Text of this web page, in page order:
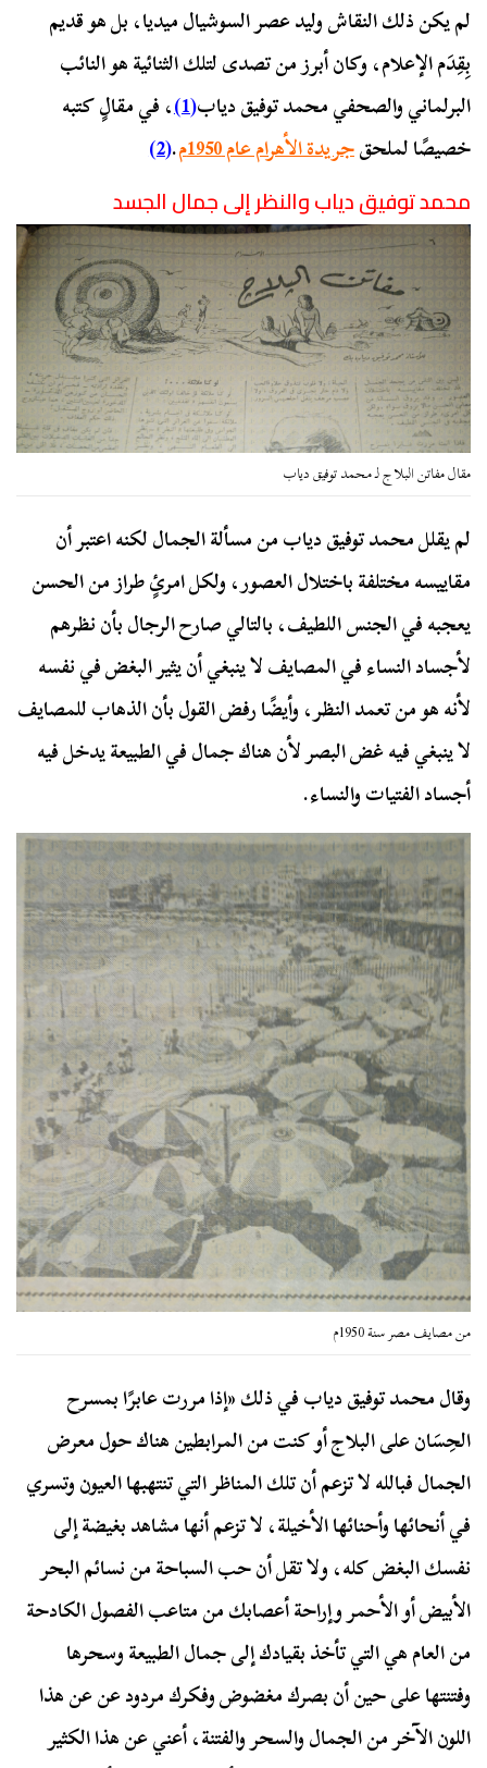
لم يكن ذلك النقاش وليد عصر السوشيال ميديا، بل هو قديم
بِقِدَم الإعلام، وكان أبرز من تصدى لتلك الثنائية هو النائب
البرلماني والصحفي محمد توفيق دياب(1) ، في مقالٍ كتبه
خصيصًا لملحقجريدة الأهرام عام 1950م .
(2)
محمد توفيق دياب والنظر إلى جمال الجسد
مقال مفاتن البلاج لـ محمد توفيق دياب
لم يقلل محمد توفيق دياب من مسألة الجمال لكنه اعتبر أن
مقاييسه مختلفة باختلال العصور، ولكل امرئٍ طراز من الحسن
يعجبه في الجنس اللطيف، بالتالي صارح الرجال بأن نظرهم
لأجساد النساء في المصايف لا ينبغي أن يثير البغض في نفسه
لأنه هو من تعمد النظر، وأيضًا رفض القول بأن الذهاب للمصايف
لا ينبغي فيه غض البصر لأن هناك جمال في الطبيعة يدخل فيه
أجساد الفتيات والنساء.
من مصايف مصر سنة 1950م
وقال محمد توفيق دياب في ذلك «إذا مررت عابرًا بمسرح
الحِسَان على البلاج أو كنت من المرابطين هناك حول معرض
الجمال فبالله لا تزعم أن تلك المناظر التي تنتهبها العيون وتسري
في أنحائها وأحنائها الأخيلة، لا تزعم أنها مشاهد بغيضة إلى
نفسك البغض كله، ولا تقل أن حب السباحة من نسائم البحر
الأبيض أو الأحمر وإراحة أعصابك من متاعب الفصول الكادحة
من العام هي التي تأخذ بقيادك إلى جمال الطبيعة وسحرها
وفتنتها على حين أن بصرك مغضوض وفكرك مردود عن عن هذا
اللون الآخر من الجمال والسحر والفتنة، أعني عن هذا الكثير